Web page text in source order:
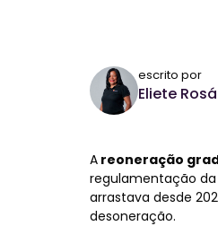
escrito por
Eliete
A reoneração
regulamentação da
arrastava desde
desoneração.